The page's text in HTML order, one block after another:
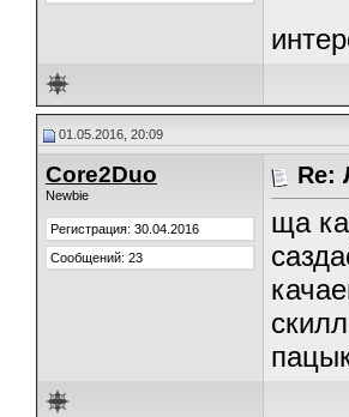
01.05.2016, 20:09
Core2Duo
Newbie
Регистрация: 30.04.2016
Сообщений: 23
Re:
ща